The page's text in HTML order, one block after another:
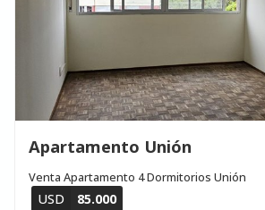
Apartamento Unión
Venta Apartamento 4 Dormitorios Unión
USD 85.000